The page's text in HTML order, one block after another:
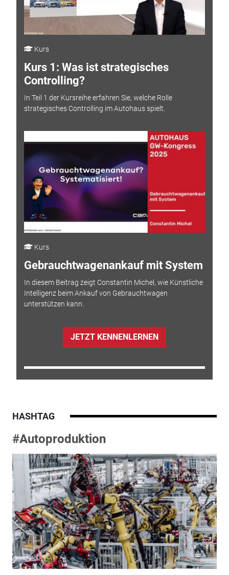
Kurs
Kurs 1: Was ist strategisches
Controlling?
In Teil 1 der Kursreihe erfahren Sie, welche Rolle
strategisches Controlling im Autohaus spielt.
Kurs
Gebrauchtwagenankauf mit System
In diesem Beitrag zeigt Constantin Michel, wie Künstliche
Intelligenz beim Ankauf von Gebrauchtwagen
unterstützen kann.
JETZT KENNENLERNEN
HASHTAG
#Autoproduktion